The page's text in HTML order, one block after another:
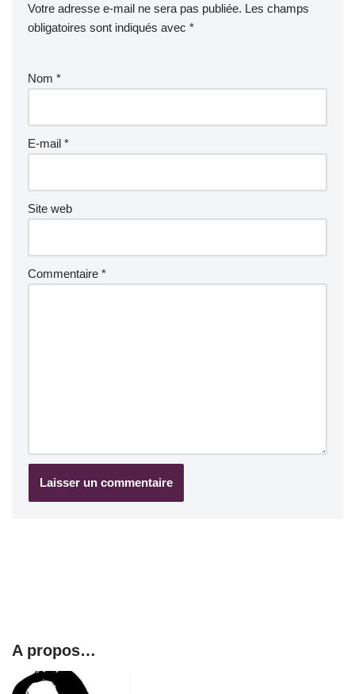
Votre adresse e-mail ne sera pas publiée. Les champs
obligatoires sont indiqués avec *
Nom *
E-mail *
Site web
Commentaire *
A propos…